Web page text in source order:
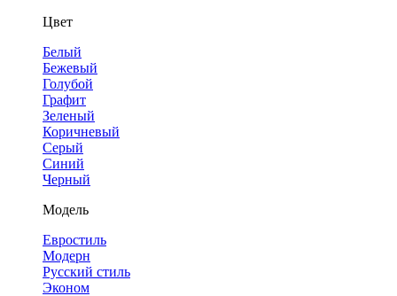
Цвет
Белый
Бежевый
Голубой
Графит
Зеленый
Коричневый
Серый
Синий
Черный
Модель
Евростиль
Модерн
Русский стиль
Эконом